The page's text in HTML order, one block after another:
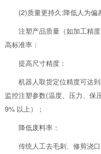
(2)质量更持久:降低人为偏
注塑产品质量（如加工精
高标准率：
提高尺寸精度：
机器人取货定位精度可达
监控注塑参数(温度、压力、保
9% 以上）；
降低废料率：
传统人工去毛刺、修剪浇